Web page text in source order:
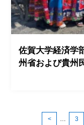
佐賀大学経済学
州省および貴州
< … 3